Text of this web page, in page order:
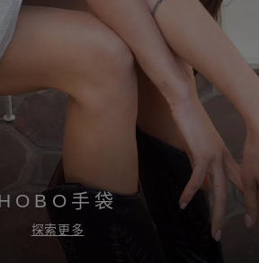
手袋
探索更多